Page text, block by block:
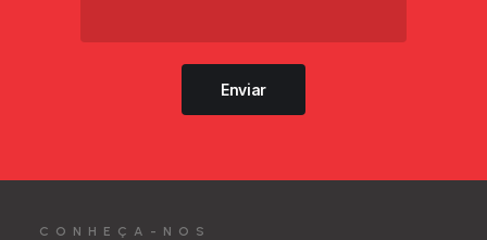
Enviar
CONHEÇA-NOS